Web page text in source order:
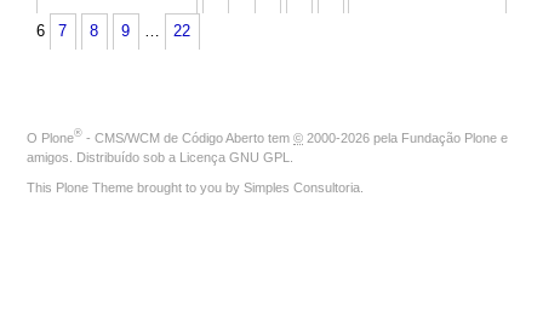
6 7 8 9 … 22
O Plone® - CMS/WCM de Código Aberto tem © 2000-2026 pela Fundação Plone e
amigos. Distribuído sob a Licença GNU GPL
This Plone Theme brought to you by Simples Consultoria